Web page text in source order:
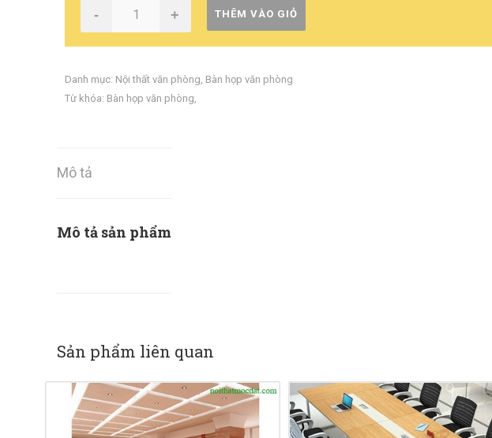
- + THÊM VÀO GIỎ
Danh mục: Nội thất văn phòng, Bàn họp văn phòng
Từ khóa: Bàn họp văn phòng,
Mô tả
Mô tả sản phẩm
Sản phẩm liên quan